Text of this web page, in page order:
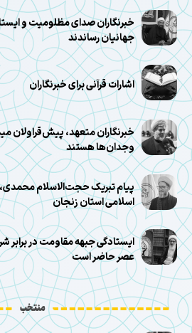
خبرنگاران صدای مظلومیت و
جهانیان رساندند
اشارات قرآنی برای خبرنگاران
خبرنگاران متعهد، پیش‌قراولان
وجدان‌ها هستند
پیام تبریک حجت‌الاسلام
اسلامی استان زنجان
ایستادگی جبهه مقاومت در برابر
عصر حاضر است
منتخب